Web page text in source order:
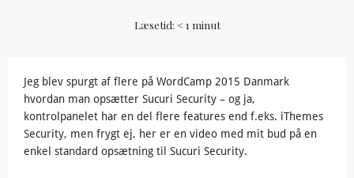
Læsetid: < 1 minut
Jeg blev spurgt af flere på WordCamp 2015 Danmark
hvordan man opsætter Sucuri Security – og ja,
kontrolpanelet har en del flere features end f.eks. iThemes
Security, men frygt ej, her er en video med mit bud på en
enkel standard opsætning til Sucuri Security.